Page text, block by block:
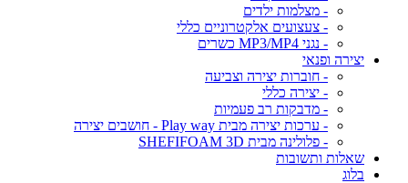
- מצלמות ילדים
- צעצועים אלקטרוניים כללי
- נגני MP3/MP4 כשרים
יצירה ופנאי
- חוברות יצירה וצביעה
- יצירה כללי
- מדבקות רב פעמיות
- ערכות יצירה מבית Play way - חושבים יצירה
- פלולינה מבית SHEFIFOAM 3D
שאלות ותשובות
בלוג